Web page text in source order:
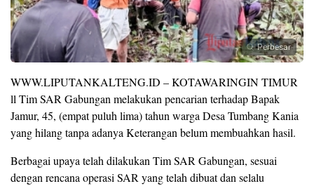
Perbesar
WWW.LIPUTANKALTENG.ID – KOTAWARINGIN TIMUR
ll Tim SAR Gabungan melakukan pencarian terhadap Bapak
Jamur, 45, (empat puluh lima) tahun warga Desa Tumbang Kania
yang hilang tanpa adanya Keterangan belum membuahkan hasil.
Berbagai upaya telah dilakukan Tim SAR Gabungan, sesuai
dengan rencana operasi SAR yang telah dibuat dan selalu